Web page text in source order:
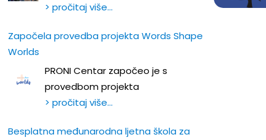
> pročitaj više…
Započela provedba projekta Words Shape
Worlds
PRONI Centar započeo je s
provedbom projekta
> pročitaj više…
Besplatna međunarodna ljetna škola za